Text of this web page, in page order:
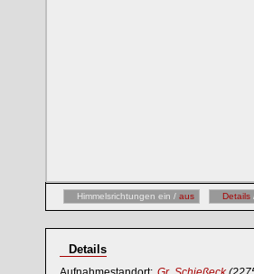
Himmelsrichtungen ein / aus Details
Details